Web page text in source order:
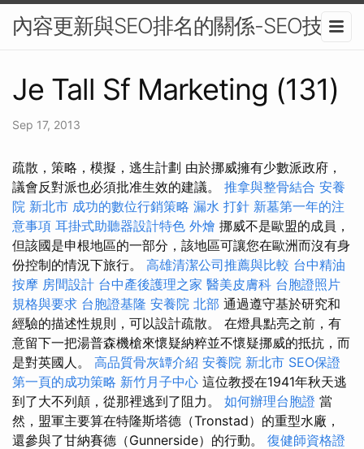
內容更新與SEO排名的關係-SEO技術
Je Tall Sf Marketing (131)
Sep 17, 2013
疏散，策略，模擬，逃生計劃 由於挪威擁有少數派政府，
議會反對派也必須批准生效的建議。 推拿與整骨結合 安養
院 新北市 成功的數位行銷策略 漏水 打針 新墓第一年的注
意事項 耳掛式助聽器設計特色 外燴 挪威不是歐盟的成員，
但該國是申根地區的一部分，該地區可讓您在歐洲而沒有身
份控制的情況下旅行。 高雄清潔公司推薦與比較 台中精油
按摩 房間設計 台中產後護理之家 醫美皮膚科 台胞證照片
規格與要求 台胞證基隆 安養院 北部 通過遵守基於研究和
經驗的描述性規則，可以設計疏散。 在燈具點亮之前，有
意留下一把湯普森機槍來懷疑納粹並不懷疑挪威的抵抗，而
是對英國人。 高品質骨灰罈介紹 安養院 新北市 SEO保證
第一頁的成功策略 新竹月子中心 這位教授在1941年秋天逃
到了大不列顛，從那裡逃到了阻力。 如何辦理台胞證 當
然，盟軍主要算在特隆斯塔德（Tronstad）的重型水廠，
還參與了甘納賽德（Gunnerside）的行動。 復健師資格證